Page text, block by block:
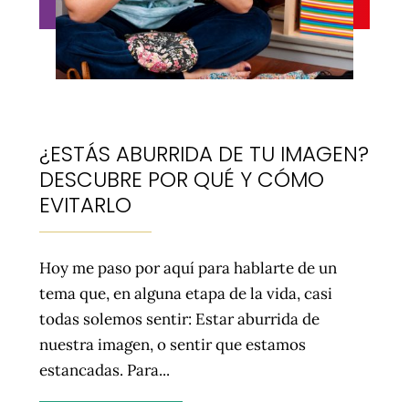
¿ESTÁS ABURRIDA DE TU IMAGEN?
DESCUBRE POR QUÉ Y CÓMO
EVITARLO
Hoy me paso por aquí para hablarte de un
tema que, en alguna etapa de la vida, casi
todas solemos sentir: Estar aburrida de
nuestra imagen, o sentir que estamos
estancadas. Para...